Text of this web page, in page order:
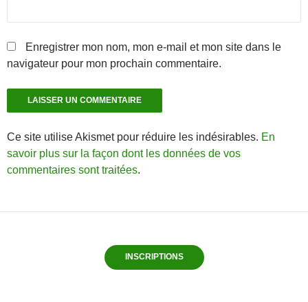
Enregistrer mon nom, mon e-mail et mon site dans le
navigateur pour mon prochain commentaire.
Ce site utilise Akismet pour réduire les indésirables. En
savoir plus sur la façon dont les données de vos
commentaires sont traitées.
INSCRIPTIONS